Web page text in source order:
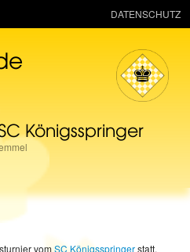
Königsspringer
vomSC Königsspringerstatt.
DATENSCHUTZ